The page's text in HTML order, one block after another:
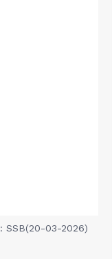
SSB(20-03-2026)